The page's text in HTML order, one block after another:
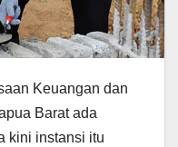
Keuangan dan
Barat ada
kini instansi itu